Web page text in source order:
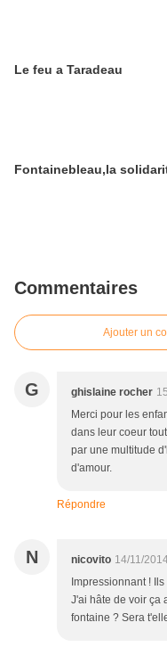
Le feu a Taradeau
Fontainebleau,la
Commentaires
Ajouter un
G ghislaine rocher
Merci pour les
dans leur coeur
par une multitude
d'amour.
Répondre
N nicovito 14/11/
Impressionnant !
J'ai hâte de voir ça
fontaine ? Sera